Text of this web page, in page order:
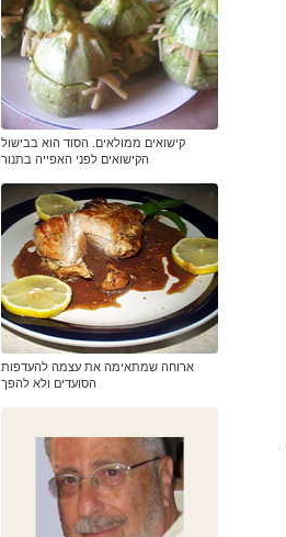
קישואים ממולאים. הסוד הוא בבישול
הקישואים לפני האפייה בתנור
ארוחה שמתאימה את עצמה להעדפות
הסועדים ולא להפך